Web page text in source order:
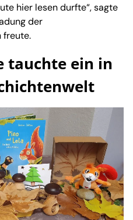
hier lesen durfte“, sagte
der
freute.
tauchte ein in